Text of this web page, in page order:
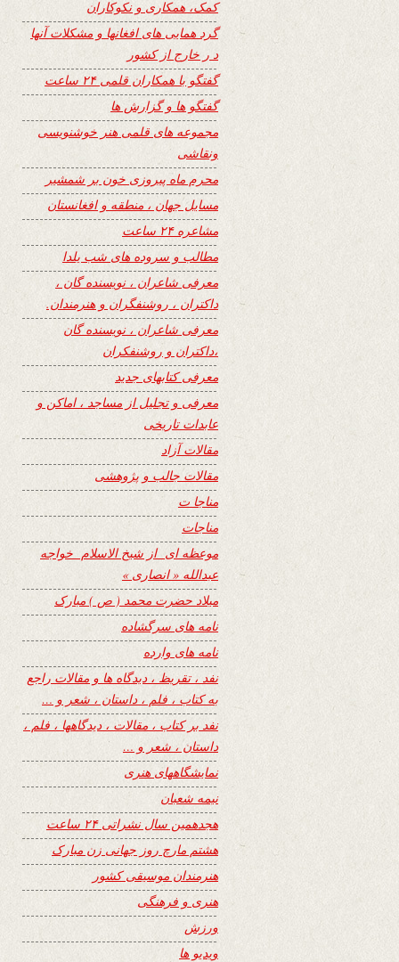
کمک، همکاری و نکوکاران
گرد همایی های افغانها و مشکلات آنها
د ر خارج از کشور
گفتگو با همکاران قلمی ۲۴ ساعت
گفتگو ها و گزارش ها
مجموعه های قلمی هنر خوشنویسی
ونقاشی
محرم ماه پیروزی خون بر شمشیر
مسایل جهان ، منطقه و افغانستان
مشاعره ۲۴ ساعت
مطالب و سروده های شب یلدا
معرفی شاعران ، نویسنده گان ،
داکتران ، روشنفگران و هنرمندان.
معرفی شاعران ، نویسنده گان
،داکتران و روشنفکران
معرفی کتابهای جدید
معرفی و تجلیل از مساجد ، اماکن و
عابدات تاریخی
مقالات آزاد
مقالات جالب و پژوهشی
مناجا ت
مناجات
موعظه ای از شیخ الاسلام خواجه
عبدالله « انصاری »
میلاد حضرت محمد ( ص ) مبارک
نامه های سرگشاده
نامه های وارده
نفد ، تقریظ ، دیدگاه ها و مقالات راجع
به کتاب ، فلم ، داستان ، شعر و …
نفد بر کتاب ، مقالات ، دیدگاهها ، فلم ،
داستان ، شعر و …
نمایشگاههای هنری
نیمه شعبان
هجدهمین سال نشراتی ۲۴ ساعت
هشتم مارچ روز جهانی زن مبارک
هنرمندان موسیقی کشور
هنری و فرهنگی
ورزش
ویدیو ها